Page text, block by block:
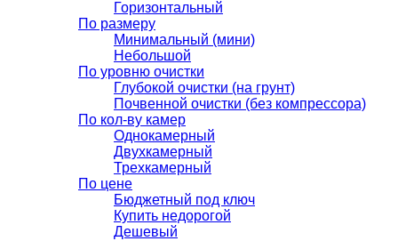
Горизонтальный
По размеру
Минимальный (мини)
Небольшой
По уровню очистки
Глубокой очистки (на грунт)
Почвенной очистки (без компрессора)
По кол-ву камер
Однокамерный
Двухкамерный
Трехкамерный
По цене
Бюджетный под ключ
Купить недорогой
Дешевый